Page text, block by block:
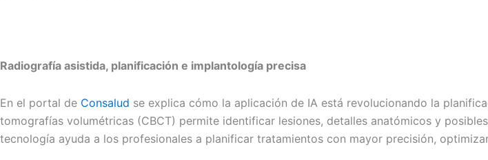
Radiografía asistida, planificación e implantología precisa
En el portal de Consalud se explica cómo la aplicación de IA está revolucionando la
tomografías volumétricas (CBCT) permite identificar lesiones, detalles anatómicos y
tecnología ayuda a los profesionales a planificar tratamientos con mayor precisión,